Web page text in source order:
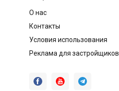
О нас
Контакты
Условия использования
Реклама для застройщиков
  